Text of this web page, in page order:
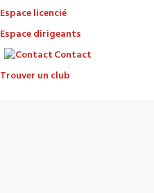
Espace licencié
Espace dirigeants
Contact
Trouver un club